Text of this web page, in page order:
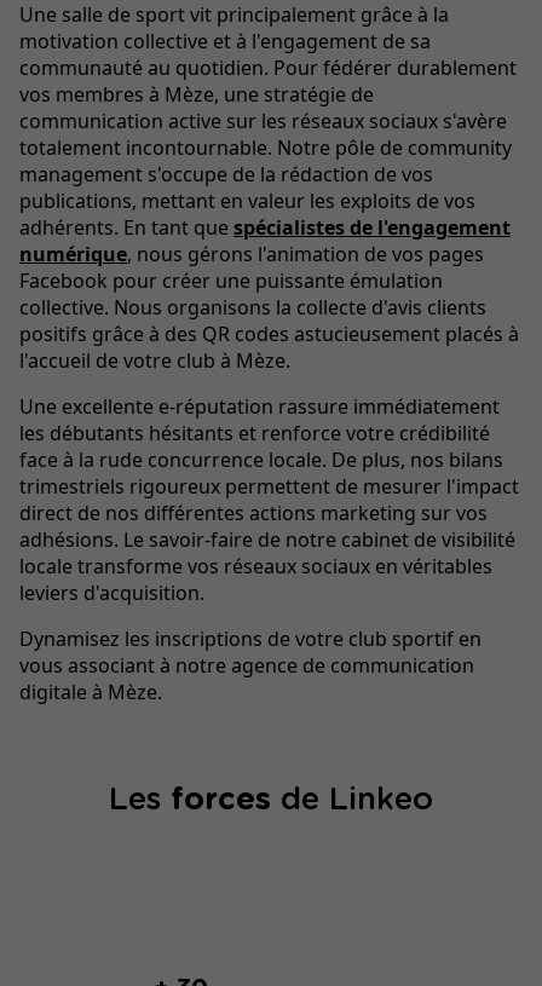
Une salle de sport vit principalement grâce à la
motivation collective et à l'engagement de sa
communauté au quotidien. Pour fédérer durablement
vos membres à Mèze, une stratégie de
communication active sur les réseaux sociaux s'avère
totalement incontournable. Notre pôle de community
management s'occupe de la rédaction de vos
publications, mettant en valeur les exploits de vos
adhérents. En tant que spécialistes de l'engagement
numérique, nous gérons l'animation de vos pages
Facebook pour créer une puissante émulation
collective. Nous organisons la collecte d'avis clients
positifs grâce à des QR codes astucieusement placés à
l'accueil de votre club à Mèze.
Une excellente e-réputation rassure immédiatement
les débutants hésitants et renforce votre crédibilité
face à la rude concurrence locale. De plus, nos bilans
trimestriels rigoureux permettent de mesurer l'impact
direct de nos différentes actions marketing sur vos
adhésions. Le savoir-faire de notre cabinet de visibilité
locale transforme vos réseaux sociaux en véritables
leviers d'acquisition.
Dynamisez les inscriptions de votre club sportif en
vous associant à notre agence de communication
digitale à Mèze.
Les forces de Linkeo